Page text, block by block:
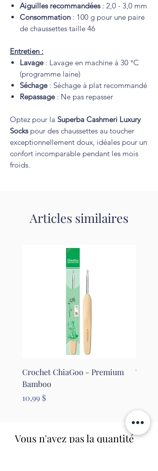
Aiguilles recommandées: 2,0 - 3,0 mm
Consommation : 100 g pour une paire
de chaussettes taille 46
Entretien :
Lavage: Lavage en machine à 30 °C
(programme laine)
Séchage: Séchage à plat recommandé
Repassage: Ne pas repasser
Optez pour la Superba Cashmeri Luxury
Sockspour des chaussettes au toucher
exceptionnellement doux, idéales pour un
confort incomparable pendant les mois
froids.
Articles similaires
Crochet ChiaGoo - Premium
Bamboo
Prix
10,99 $
Tapis
Clover
Vous n'avez pas la quantité